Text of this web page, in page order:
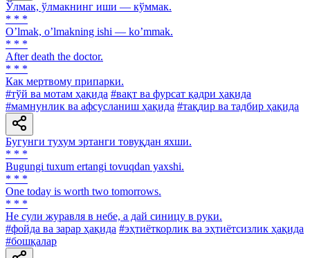
Ўлмак, ўлмакнинг иши — кўммак.
* * *
Oʼlmak, oʼlmakning ishi — koʼmmak.
* * *
After death the doctor.
* * *
Как мертвому припарки.
#тўй ва мотам ҳақида #вақт ва фурсат қадри ҳақида
#мамнунлик ва афсусланиш ҳақида #тақдир ва тадбир ҳақида
Бугунги тухум эртанги товуқдан яхши.
* * *
Bugungi tuxum ertangi tovuqdan yaxshi.
* * *
One today is worth two tomorrows.
* * *
He сули журавля в небе, а дай синицу в руки.
#фойда ва зарар ҳақида #эҳтиёткорлик ва эҳтиётсизлик ҳақида
#бошқалар